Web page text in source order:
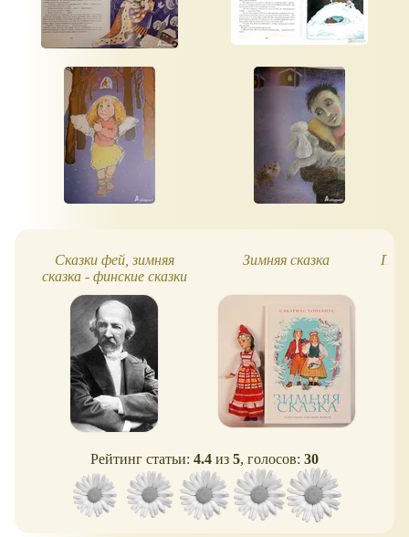
Сказки фей, зимняя
сказка - финские сказки
Зимняя сказка
Рейтинг статьи: 4.4 из 5, голосов: 30